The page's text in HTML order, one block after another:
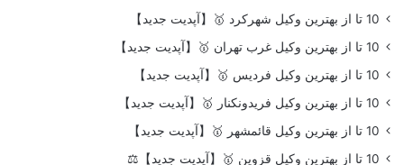
10 تا از بهترین وکیل شهرکرد 🥇【آپدیت جدید】
10 تا از بهترین وکیل غرب تهران 🥇【آپدیت جدید】
10 تا از بهترین وکیل فردیس 🥇【آپدیت جدید】
10 تا از بهترین وکیل فریدونکنار 🥇【آپدیت جدید】
10 تا از بهترین وکیل قائمشهر 🥇【آپدیت جدید】
10 تا از بهترین وکیل قزوین 🥇【آپدیت جدید】⚖️